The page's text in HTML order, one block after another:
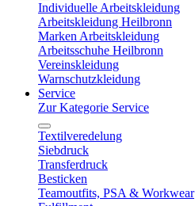
Individuelle Arbeitskleidung
Arbeitskleidung Heilbronn
Marken Arbeitskleidung
Arbeitsschuhe Heilbronn
Vereinskleidung
Warnschutzkleidung
Service
Zur Kategorie Service
Textilveredelung
Siebdruck
Transferdruck
Besticken
Teamoutfits, PSA & Workwear